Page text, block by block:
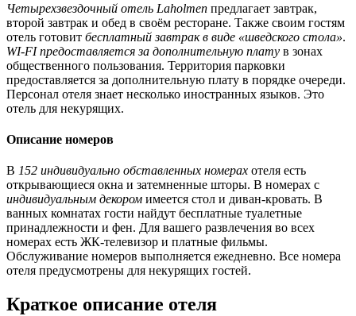
Четырехзвездочный отель Laholmen предлагает завтрак,
второй завтрак и обед в своём ресторане. Также своим гостям
отель готовит бесплатный завтрак в виде «шведского стола».
WI-FI предоставляется за дополнительную плату в зонах
общественного пользования. Территория парковки
предоставляется за дополнительную плату в порядке очереди.
Персонал отеля знает несколько иностранных языков. Это
отель для некурящих.
Описание номеров
В 152 индивидуально обставленных номерах отеля есть
открывающиеся окна и затемненные шторы. В номерах с
индивидуальным декором имеется стол и диван-кровать. В
ванных комнатах гости найдут бесплатные туалетные
принадлежности и фен. Для вашего развлечения во всех
номерах есть ЖК-телевизор и платные фильмы.
Обслуживание номеров выполняется ежедневно. Все номера
отеля предусмотрены для некурящих гостей.
Краткое описание отеля